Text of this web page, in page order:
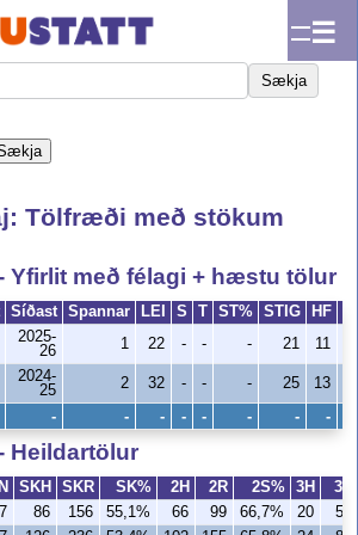
☰
Sækja
Tölfræði með stökum
Yfirlit með félagi + hæstu tölur
Síðast Spannar LEI S T ST% STIG HF
2025-
26
1 22 - - - 21 11
2024-
25
2 32 - - - 25 13
- - - - - - - -
Heildartölur
SKH SKR SK% 2H 2R 2S% 3H
3R
86 156 55,1% 66 99 66,7% 20
57